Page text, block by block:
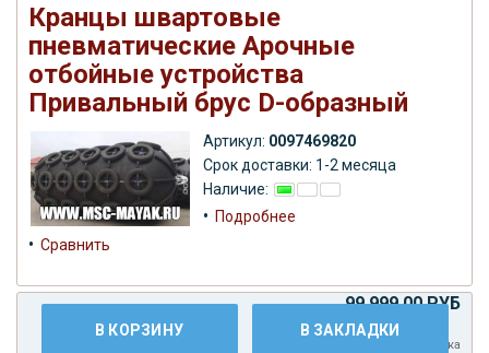
Кранцы швартовые
пневматические Арочные
отбойные устройства
Привальный брус D-образный
Артикул: 0097469820
Срок доставки: 1-2 месяца
Наличие:
• Подробнее
• Сравнить
99.999,00 РУБ
доставка
В КОРЗИНУ В ЗАКЛАДКИ